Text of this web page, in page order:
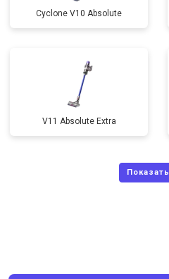
Cyclone V10 Absolute
V11 Absolute Extra